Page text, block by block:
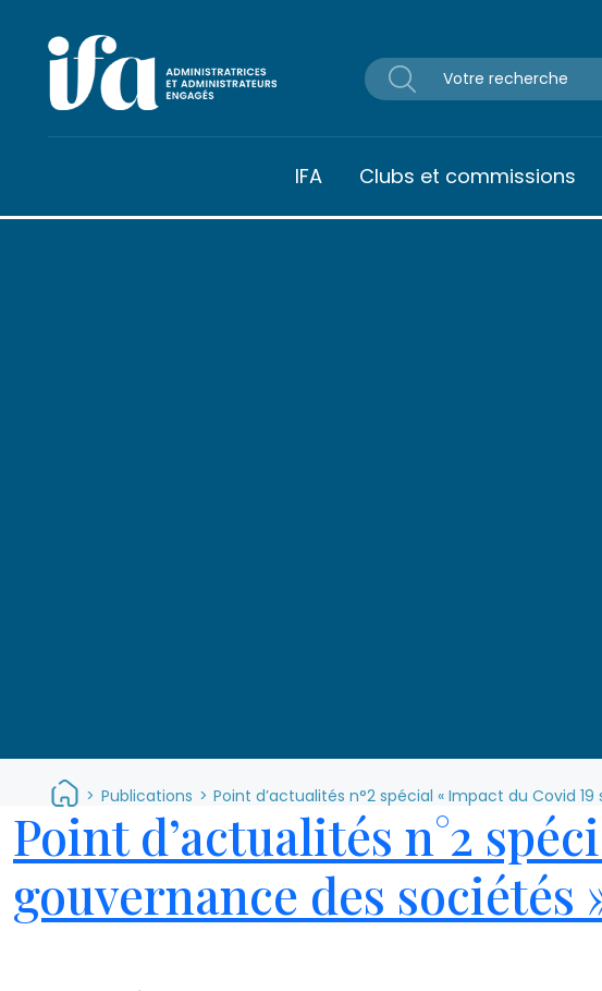
IFA Clubs et commissions
> Publications > Point d’actualités n°2 spécial « Impact du Covid
Point d’actualités n°2
gouvernance des sociétés